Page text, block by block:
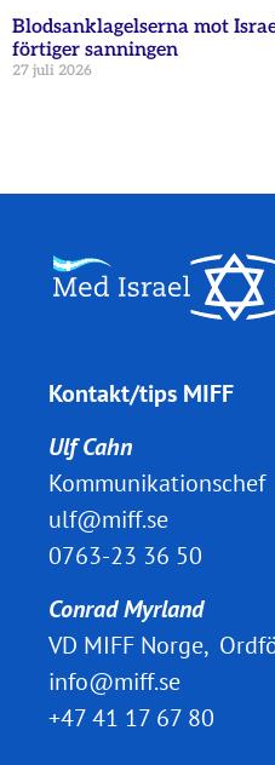
Blodsanklagelserna mot
förtiger sanningen
27 juli 2026
Kontakt/tips MIFF
Ulf Cahn
Kommunikationschef
ulf@miff.se
0763-23 36 50
Conrad Myrland
VD MIFF Norge,
info@miff.se
+47 41 17 67 80